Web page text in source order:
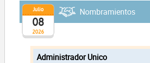
2026
Julio
08
Nombramientos
Administrador Unico